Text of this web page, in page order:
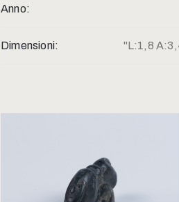
Anno:
Dimensioni: "L:1,8